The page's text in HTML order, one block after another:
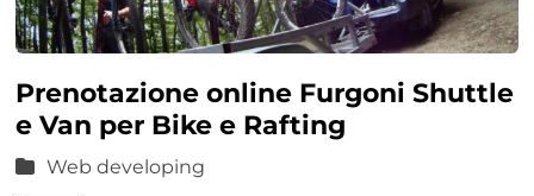
Prenotazione online Furgoni Shuttle
e Van per Bike e Rafting
Web developing